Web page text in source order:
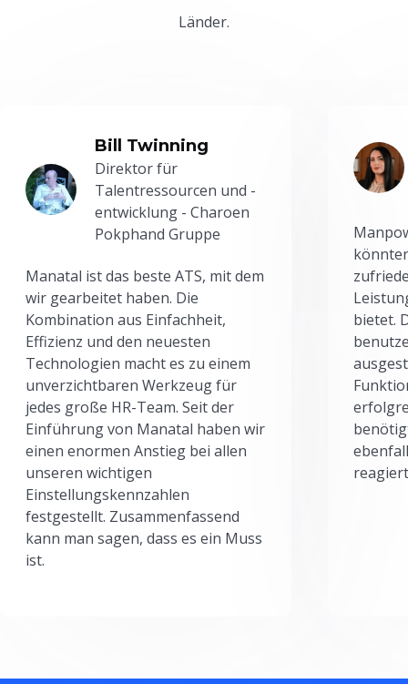
Länder.
Bill Twinning
Direktor für
Talentressourcen und -
entwicklung - Charoen
Pokphand Gruppe
Manatal ist das beste ATS, mit dem
wir gearbeitet haben. Die
Kombination aus Einfachheit,
Effizienz und den neuesten
Technologien macht es zu einem
unverzichtbaren Werkzeug für
jedes große HR-Team. Seit der
Einführung von Manatal haben wir
einen enormen Anstieg bei allen
unseren wichtigen
Einstellungskennzahlen
festgestellt. Zusammenfassend
kann man sagen, dass es ein Muss
ist.
bietet.